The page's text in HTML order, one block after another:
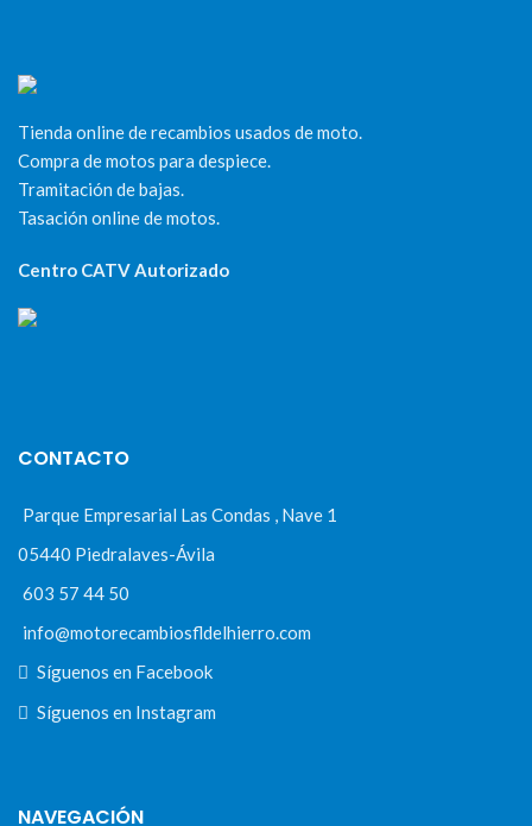
Tienda online de recambios usados de moto.
Compra de motos para despiece.
Tramitación de bajas.
Tasación online de motos.
Centro CATV Autorizado
CONTACTO
Parque Empresarial Las Condas , Nave 1
05440 Piedralaves-Ávila
603 57 44 50
info@motorecambiosfldelhierro.com
Síguenos en Facebook
Síguenos en Instagram
NAVEGACIÓN